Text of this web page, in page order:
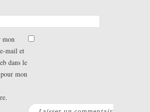
mon
mail et
dans le
mon